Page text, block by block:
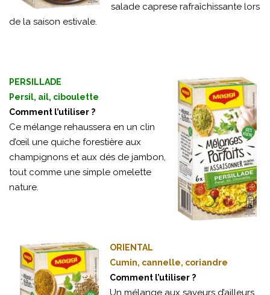
salade caprese rafraîchissante lors
de la saison estivale.
PERSILLADE
Persil, ail, ciboulette
Comment l’utiliser ?
Ce mélange rehaussera en un clin
d’œil une quiche forestière aux
champignons et aux dés de jambon,
tout comme une simple omelette
nature.
ORIENTAL
Cumin, cannelle, coriandre
Comment l’utiliser ?
Un mélange aux saveurs d’ailleurs